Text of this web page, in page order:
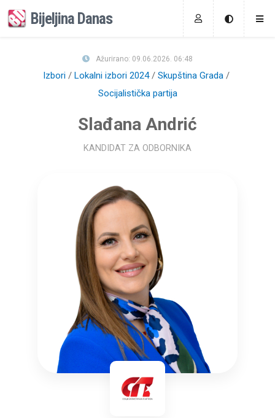
Bijeljina Danas
Ažurirano: 09.06.2026. 06:48
Izbori Lokalni izbori 2024
Skupština Grada
Socijalistička partija
Slađana Andrić
KANDIDAT ZA ODBORNIKA